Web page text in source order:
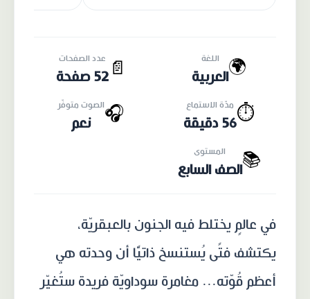
🌍 اللغة
العربية 📄
عدد الصفحات
52 صفحة
⏱️ مدّة الاستماع
56 دقيقة
🎧الصوت متوفّر
نعم
📚 المستوى
الصف السابع
في عالمٍ يختلط فيه الجنون بالعبقريّة،
يكتشف فتًى يُستنسخ ذاتيًّا أن وحدته هي
أعظم قُوّته... مغامرة سوداويّة فريدة ستُغيّر